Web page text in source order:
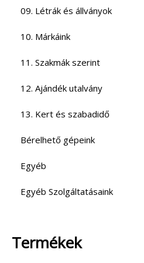
09. Létrák és állványok
10. Márkáink
11. Szakmák szerint
12. Ajándék utalvány
13. Kert és szabadidő
Bérelhető gépeink
Egyéb
Egyéb Szolgáltatásaink
Termékek